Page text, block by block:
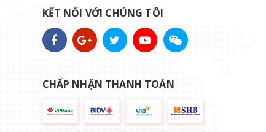
KẾT NỐI VỚI CHÚNG TÔI
CHẤP NHẬN THANH TOÁN